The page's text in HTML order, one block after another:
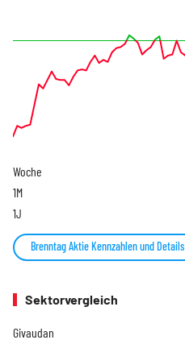
Woche
1M
1J
Brenntag Aktie Kennzahlen und Details
Sektorvergleich
Givaudan